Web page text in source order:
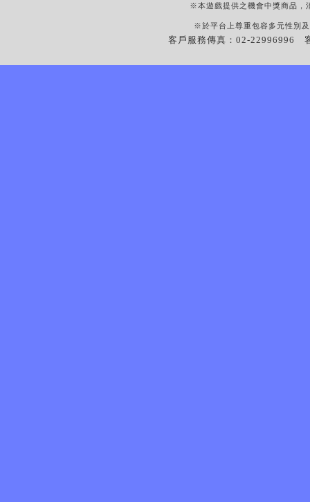
※本遊戲提供之機會中獎商品，
※於平台上尊重包容多元性別
客戶服務傳真：02-22996996